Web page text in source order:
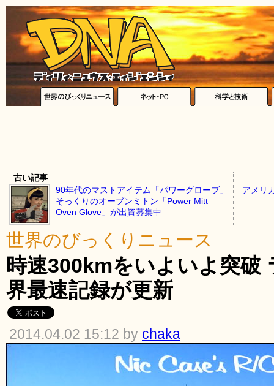
古い記事
90年代のマストアイテム「パワーグローブ」
そっくりのオーブンミトン「Power Mitt
Oven Glove」が出資募集中
アメリ
世界のびっくりニュース
時速300kmをいよいよ突破
界最速記録が更新
2014.04.02 15:12 by chaka